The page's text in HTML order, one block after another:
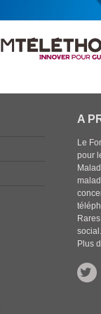
A
Le
pour
social.
Plus